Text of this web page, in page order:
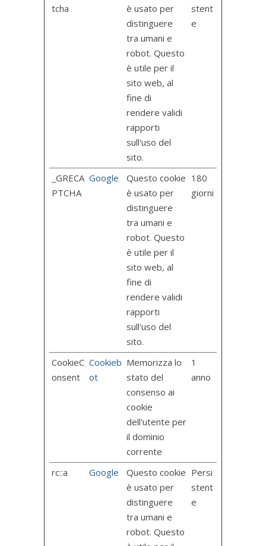
tcha
è usato per
distinguere
tra umani e
robot. Questo
è utile per il
sito web, al
fine di
rendere validi
rapporti
sull'uso del
sito.
stent
e
_GRECA
PTCHA
Google
Questo cookie
è usato per
distinguere
tra umani e
robot. Questo
è utile per il
sito web, al
fine di
rendere validi
rapporti
sull'uso del
sito.
180
giorni
CookieC
onsent
Cookieb
ot
Memorizza lo
stato del
consenso ai
cookie
dell'utente per
il dominio
corrente
1
anno
rc::a Google
Questo cookie
è usato per
distinguere
tra umani e
robot. Questo
Persi
stent
e